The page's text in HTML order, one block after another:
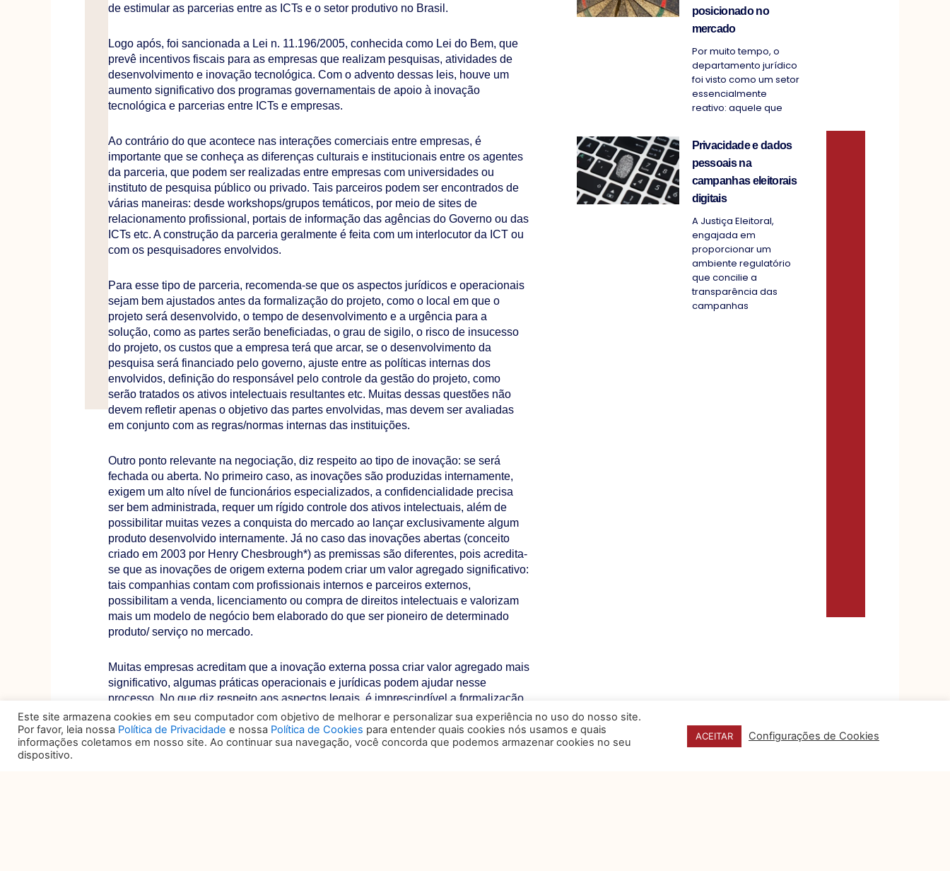
de estimular as parcerias entre as ICTs e o setor produtivo no Brasil.
Logo após, foi sancionada a Lei n. 11.196/2005, conhecida como Lei do Bem, que
prevê incentivos fiscais para as empresas que realizam pesquisas, atividades de
desenvolvimento e inovação tecnológica. Com o advento dessas leis, houve um
aumento significativo dos programas governamentais de apoio à inovação
tecnológica e parcerias entre ICTs e empresas.
Ao contrário do que acontece nas interações comerciais entre empresas, é
importante que se conheça as diferenças culturais e institucionais entre os agentes
da parceria, que podem ser realizadas entre empresas com universidades ou
instituto de pesquisa público ou privado. Tais parceiros podem ser encontrados de
várias maneiras: desde workshops/grupos temáticos, por meio de sites de
relacionamento profissional, portais de informação das agências do Governo ou das
ICTs etc. A construção da parceria geralmente é feita com um interlocutor da ICT ou
com os pesquisadores envolvidos.
Para esse tipo de parceria, recomenda-se que os aspectos jurídicos e operacionais
sejam bem ajustados antes da formalização do projeto, como o local em que o
projeto será desenvolvido, o tempo de desenvolvimento e a urgência para a
solução, como as partes serão beneficiadas, o grau de sigilo, o risco de insucesso
do projeto, os custos que a empresa terá que arcar, se o desenvolvimento da
pesquisa será financiado pelo governo, ajuste entre as políticas internas dos
envolvidos, definição do responsável pelo controle da gestão do projeto, como
serão tratados os ativos intelectuais resultantes etc. Muitas dessas questões não
devem refletir apenas o objetivo das partes envolvidas, mas devem ser avaliadas
em conjunto com as regras/normas internas das instituições.
Outro ponto relevante na negociação, diz respeito ao tipo de inovação: se será
fechada ou aberta. No primeiro caso, as inovações são produzidas internamente,
exigem um alto nível de funcionários especializados, a confidencialidade precisa
ser bem administrada, requer um rígido controle dos ativos intelectuais, além de
possibilitar muitas vezes a conquista do mercado ao lançar exclusivamente algum
produto desenvolvido internamente. Já no caso das inovações abertas (conceito
criado em 2003 por Henry Chesbrough*) as premissas são diferentes, pois acredita-
se que as inovações de origem externa podem criar um valor agregado significativo:
tais companhias contam com profissionais internos e parceiros externos,
possibilitam a venda, licenciamento ou compra de direitos intelectuais e valorizam
mais um modelo de negócio bem elaborado do que ser pioneiro de determinado
produto/ serviço no mercado.
Muitas empresas acreditam que a inovação externa possa criar valor agregado mais
significativo, algumas práticas operacionais e jurídicas podem ajudar nesse
processo. No que diz respeito aos aspectos legais, é imprescindível a formalização
da parceria por meio de contratos, usando a confidencialidade a seu favor e
garantindo que seus parceiros sejam bem recompensados.
posicionado no
mercado
Por muito tempo, o
departamento jurídico
foi visto como um setor
essencialmente
reativo: aquele que
Privacidade e dados
pessoais na
campanhas eleitorais
digitais
A Justiça Eleitoral,
engajada em
proporcionar um
ambiente regulatório
que concilie a
transparência das
campanhas
Este site armazena cookies em seu computador com objetivo de melhorar e personalizar sua experiência no uso do nosso site.
Por favor, leia nossa Política de Privacidade e nossa Política de Cookies para entender quais cookies nós usamos e quais
informações coletamos em nosso site. Ao continuar sua navegação, você concorda que podemos armazenar cookies no seu
dispositivo.
ACEITAR Configurações de Cookies